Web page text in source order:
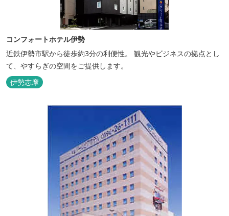
コンフォートホテル伊勢
近鉄伊勢市駅から徒歩約3分の利便性。 観光やビジネスの拠点とし
て、やすらぎの空間をご提供します。
伊勢志摩